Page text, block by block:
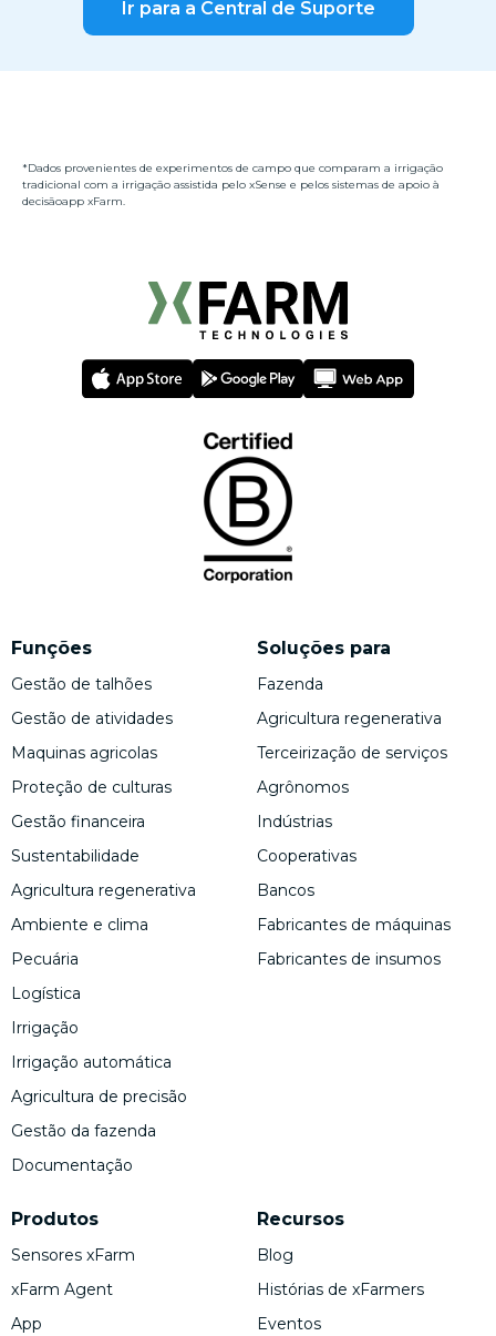
Ir para a Central de Suporte
*Dados provenientes de experimentos de campo que comparam a irrigação
tradicional com a irrigação assistida pelo xSense e pelos sistemas de apoio à
decisãoapp xFarm.
Funções
Gestão de talhões
Gestão de atividades
Maquinas agricolas
Proteção de culturas
Gestão financeira
Sustentabilidade
Agricultura regenerativa
Ambiente e clima
Pecuária
Logística
Irrigação
Irrigação automática
Agricultura de precisão
Gestão da fazenda
Documentação
Produtos
Sensores xFarm
xFarm Agent
App
Soluções para
Fazenda
Agricultura regenerativa
Terceirização de serviços
Agrônomos
Indústrias
Cooperativas
Bancos
Fabricantes de máquinas
Fabricantes de insumos
Recursos
Blog
Histórias de xFarmers
Eventos